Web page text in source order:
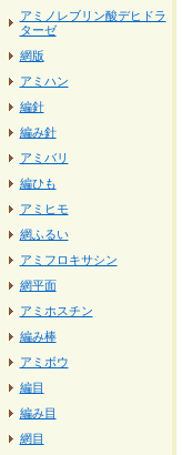
アミノレブリン酸デヒドラ
ターゼ
網版
アミハン
編針
編み針
アミバリ
編ひも
アミヒモ
網ふるい
アミフロキサシン
網平面
アミホスチン
編み棒
アミボウ
編目
編み目
網目